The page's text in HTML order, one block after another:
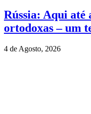
Rússia: Aqui até
ortodoxas – um
4 de Agosto, 2026